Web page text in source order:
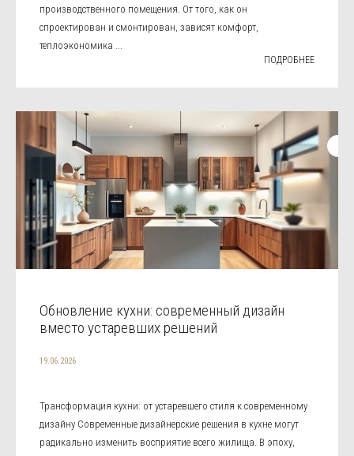
производственного помещения. От того, как он
спроектирован и смонтирован, зависят комфорт,
теплоэкономика ...
ПОДРОБНЕЕ
Обновление кухни: современный дизайн
вместо устаревших решений
19.06.2026
Трансформация кухни: от устаревшего стиля к современному
дизайну Современные дизайнерские решения в кухне могут
радикально изменить восприятие всего жилища. В эпоху,